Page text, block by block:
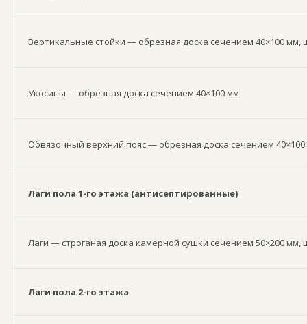
Вертикальные стойки — обрезная доска сечением 40×100 мм,
Укосины — обрезная доска сечением 40×100 мм
Обвязочный верхний пояс — обрезная доска сечением
Лаги пола 1-го этажа (антисептированные)
Лаги — строганая доска камерной сушки сечением 50×200 мм,
Лаги пола 2-го этажа